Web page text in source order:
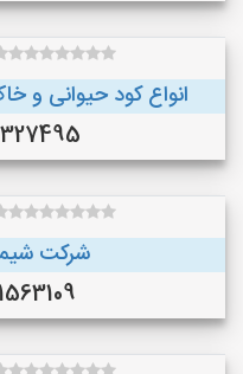
انواع کود حیوانی و
شرکت